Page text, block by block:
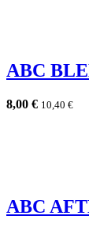
ABC
8,00 € 10,40 €
ABC